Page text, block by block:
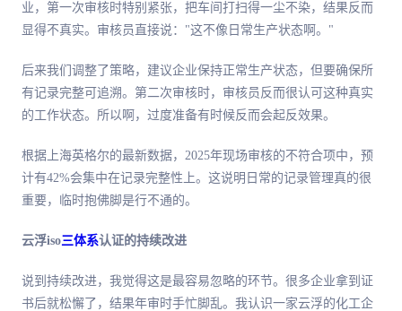
业， 第一次审核时特别紧张，把车间打扫得一尘不染，结果反而
显得不真实。审核员直接说："这不像日常生产状态啊。"
后来我们调整了策略，建议企业保持正常生产状态，但要确保所
有记录完整可追溯。第二次审核时，审核员反而很认可这种真实
的工作状态。所以啊，过度准备有时候反而会起反效果。
根据上海英格尔的最新数据，2025年现场审核的不符合项中，预
计有42%会集中在记录完整性上。这说明日常的记录管理真的很
重要，临时抱佛脚是行不通的。
云浮iso三体系认证的持续改进
说到持续改进，我觉得这是最容易忽略的环节。很多企业拿到证
书后就松懈了，结果年审时手忙脚乱。我认识一家云浮的化工企